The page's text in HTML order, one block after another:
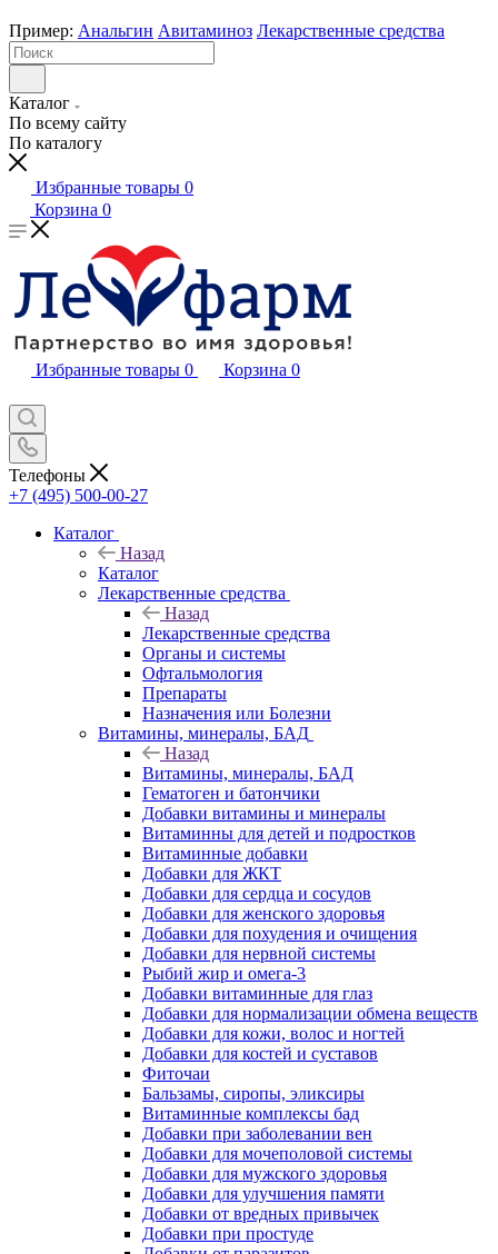
Пример: Анальгин Авитаминоз Лекарственные средства
Каталог
По всему сайту
По каталогу
Избранные товары 0
Корзина 0
Избранные товары 0 Корзина 0
Телефоны
+7 (495) 500-00-27
Каталог
Назад
Каталог
Лекарственные средства
Назад
Лекарственные средства
Органы и системы
Офтальмология
Препараты
Назначения или Болезни
Витамины, минералы, БАД
Назад
Витамины, минералы, БАД
Гематоген и батончики
Добавки витамины и минералы
Витаминны для детей и подростков
Витаминные добавки
Добавки для ЖКТ
Добавки для сердца и сосудов
Добавки для женского здоровья
Добавки для похудения и очищения
Добавки для нервной системы
Рыбий жир и омега-3
Добавки витаминные для глаз
Добавки для нормализации обмена веществ
Добавки для кожи, волос и ногтей
Добавки для костей и суставов
Фиточаи
Бальзамы, сиропы, эликсиры
Витаминные комплексы бад
Добавки при заболевании вен
Добавки для мочеполовой системы
Добавки для мужского здоровья
Добавки для улучшения памяти
Добавки от вредных привычек
Добавки при простуде